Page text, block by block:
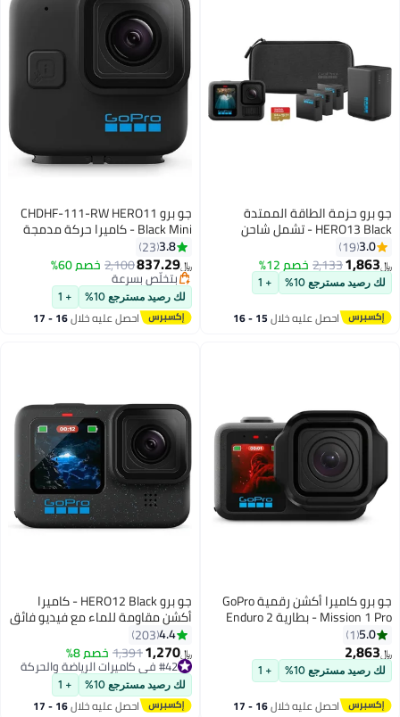
جو برو حزمة الطاقة الممتدة
HERO13 Black - تشمل شاحن
بطاقة microSD سعة 64 جيجابايت،
حامل لاصق منحني، وحقيبة كاميرا -
مع ضمان رسمي من GoPro الإمارات
3.0
19
﷼‏1,863
2,133خصم 12%
لك رصيد مسترجع 10% + 1
احصل عليه خلال 15 - 16
جو برو CHDHF-111-RW HERO11
Black Mini - كاميرا حركة مدمجة
مقاومة للماء مع فيديو فائق الدقة
5.3K60، وإطارات بدقة 24.7
بوصة، وبث مباشر، وتحقيق الاستقرار
3.8
23
﷼‏837.29
2,100خصم 60%
بتخلّص بسرعة
بتخلّص بسرعة
لك رصيد مسترجع 10% + 1
احصل عليه خلال 16 - 17
جو برو كاميرا أكشن رقمية GoPro
Mission 1 Pro - بطارية Enduro 2
بسعة 2150mAh، مستشعر صورة
فيديوهات 8K Open Gate، لقطات
إطار بدقة 44MP 4:3 باستخدام
تطبيق GoPro Quik، صوت بلوتوث®
5.0
1
﷼‏2,863
لك رصيد مسترجع 10% + 1
احصل عليه خلال 16 - 17
جو برو HERO12 Black - كاميرا
أكشن مقاومة للماء مع فيديو فائق
ميجابكسل، HDR، مستشعر صورة
1/1.9 بوصة، بث مباشر، كاميرا ويب،
التثبيت
4.4
203
﷼‏1,270
1,391خصم 8%
#42 في كاميرات الرياضة والحركة
#42 في كاميرات الرياضة والحركة
لك رصيد مسترجع 10% + 1
احصل عليه خلال 16 - 17